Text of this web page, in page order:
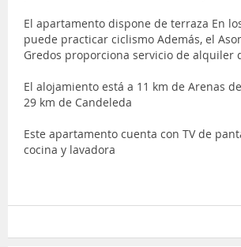
El apartamento dispone de terraza En
puede practicar ciclismo Además, el
Gredos proporciona servicio de alquiler
El alojamiento está a 11 km de Arenas
29 km de Candeleda
Este apartamento cuenta con TV de
cocina y lavadora